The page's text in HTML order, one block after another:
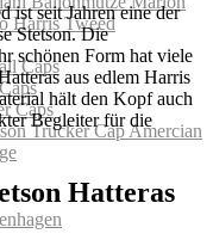
Caps
Caps
ist seit Jahren eine der
Stetson. Die
schönen Form hat viele
aus edlem Harris
hält den Kopf auch
Begleiter für die
Hatteras